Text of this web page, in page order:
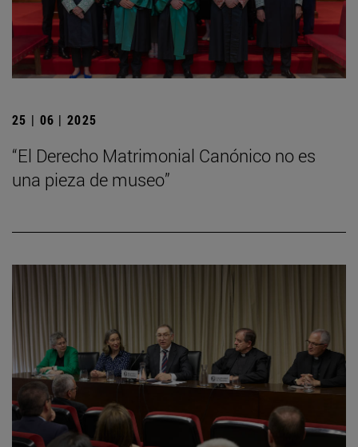
25 | 06 | 2025
“El Derecho Matrimonial Canónico no es
una pieza de museo”